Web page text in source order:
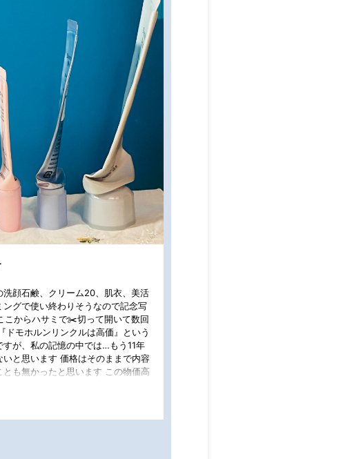
洗顔石鹸、クリーム20、肌衣、美活
グで使い終わりそうなので記念写
こからハサミで✂️切って開いて数回
ドモホルンリンクルは高価』という
すが、私の記憶の中では…もう11年
いと思います 価格はそのままで内容
も無かったと思います この物価高
、お肌がどんな答えを出すか、是